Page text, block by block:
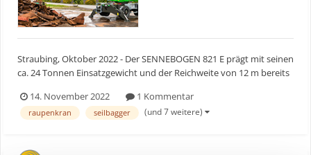
Straubing, Oktober 2022 - Der SENNEBOGEN 821 E prägt mit seinen
ca. 24 Tonnen Einsatzgewicht und der Reichweite von 12 m bereits
diese, universal im Recycling einsetzbare Maschine haben sich die
Entwickler bei SENNEBOGEN vorgenommen und s...
14. November 2022 1 Kommentar
raupenkran seilbagger (und 7 weitere)